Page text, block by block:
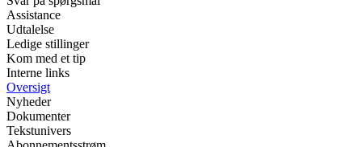
Assistance
Udtalelse
Ledige stillinger
Kom med et tip
Interne links
Oversigt
Nyheder
Dokumenter
Tekstunivers